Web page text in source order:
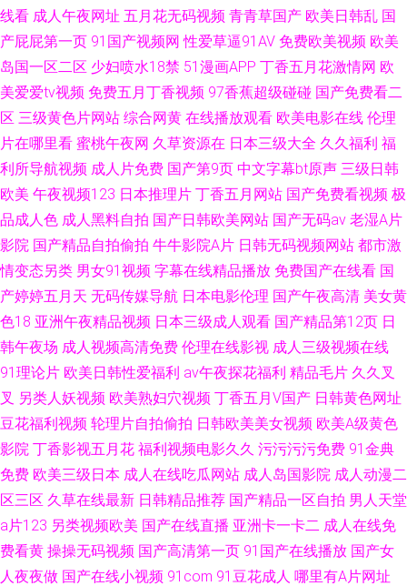
线看 成人午夜网址 五月花无码视频 青青草国产 欧美日韩乱 国
产屁屁第一页 91国产视频网 性爱草逼91AV 免费欧美视频 欧美
岛国一区二区 少妇喷水18禁 51漫画APP 丁香五月花激情网 欧
美爱爱tv视频 免费五月丁香视频 97香蕉超级碰碰 国产免费看二
区 三级黄色片网站 综合网黄 在线播放观看 欧美电影在线 伦理
片在哪里看 蜜桃午夜网 久草资源在 日本三级大全 久久福利 福
利所导航视频 成人片免费 国产第9页 中文字幕bt原声 三级日韩
欧美 午夜视频123 日本推理片 丁香五月网站 国产免费看视频 极
品成人色 成人黑料自拍 国产日韩欧美网站 国产无码av 老湿A片
影院 国产精品自拍偷拍 牛牛影院A片 日韩无码视频网站 都市激
情变态另类 男女91视频 字幕在线精品播放 免费国产在线看 国
产婷婷五月天 无码传媒导航 日本电影伦理 国产午夜高清 美女黄
色18 亚洲午夜精品视频 日本三级成人观看 国产精品第12页 日
韩午夜场 成人视频高清免费 伦理在线影视 成人三级视频在线
91理论片 欧美日韩性爱福利 av午夜探花福利 精品毛片 久久叉
叉 另类人妖视频 欧美熟妇穴视频 丁香五月V国产 日韩黄色网址
豆花福利视频 轮理片自拍偷拍 日韩欧美美女视频 欧美A级黄色
影院 丁香影视五月花 福利视频电影久久 污污污污免费 91金典
免费 欧美三级日本 成人在线吃瓜网站 成人岛国影院 成人动漫二
区三区 久草在线最新 日韩精品推荐 国产精品一区自拍 男人天堂
a片123 另类视频欧美 国产在线直播 亚洲卡一卡二 成人在线免
费看黄 操操无码视频 国产高清第一页 91国产在线播放 国产女
人夜夜做 国产在线小视频 91com 91豆花成人 哪里有A片网址